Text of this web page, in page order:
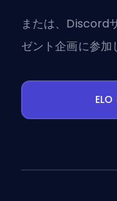
または、 Discord
ゼント企画に参加